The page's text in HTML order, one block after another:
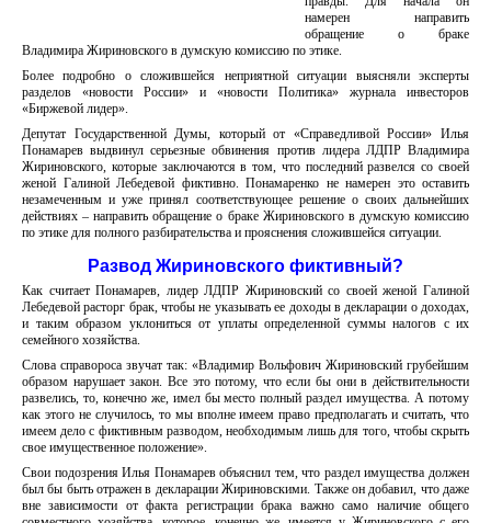
намерен направить
обращение о браке
Владимира Жириновского в думскую комиссию по этике.
Более подробно о сложившейся неприятной ситуации выясняли эксперты
разделов «новости России» и «новости Политика» журнала инвесторов
«Биржевой лидер».
Депутат Государственной Думы, который от «Справедливой России» Илья
Понамарев выдвинул серьезные обвинения против лидера ЛДПР Владимира
Жириновского, которые заключаются в том, что последний развелся со своей
женой Галиной Лебедевой фиктивно. Понамаренко не намерен это оставить
незамеченным и уже принял соответствующее решение о своих дальнейших
действиях – направить обращение о браке Жириновского в думскую комиссию
по этике для полного разбирательства и прояснения сложившейся ситуации.
Развод Жириновского фиктивный?
Как считает Понамарев, лидер ЛДПР Жириновский со своей женой Галиной
Лебедевой расторг брак, чтобы не указывать ее доходы в декларации о доходах,
и таким образом уклониться от уплаты определенной суммы налогов с их
семейного хозяйства.
Слова справороса звучат так: «Владимир Вольфович Жириновский грубейшим
образом нарушает закон. Все это потому, что если бы они в действительности
развелись, то, конечно же, имел бы место полный раздел имущества. А потому
как этого не случилось, то мы вполне имеем право предполагать и считать, что
имеем дело с фиктивным разводом, необходимым лишь для того, чтобы скрыть
свое имущественное положение».
Свои подозрения Илья Понамарев объяснил тем, что раздел имущества должен
был бы быть отражен в декларации Жириновскими. Также он добавил, что даже
вне зависимости от факта регистрации брака важно само наличие общего